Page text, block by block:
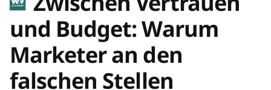
und Budget: Warum
Marketer an den
falschen Stellen